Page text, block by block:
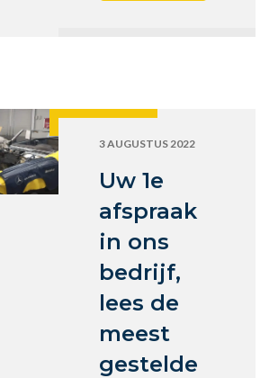
3 AUGUSTUS 2022
Uw 1e
afspraak
in ons
bedrijf,
lees de
meest
gestelde